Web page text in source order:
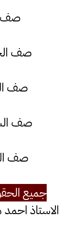
صف
صف
صف
صف
صف
جميع
الاستاذ